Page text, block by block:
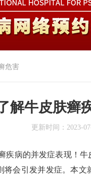
危害
解牛皮肤癣
更新时间： 2023-
病的并发症表现！牛
将会引发并发症。本